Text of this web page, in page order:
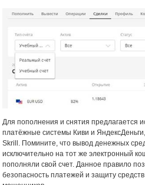
Для пополнения и снятия предлагается
платёжные системы Киви и
Skrill. Помините, что вывод денежных
исключительно на тот же электронный
пополняли свой счет. Данное правило
безопасность платежей и защиту